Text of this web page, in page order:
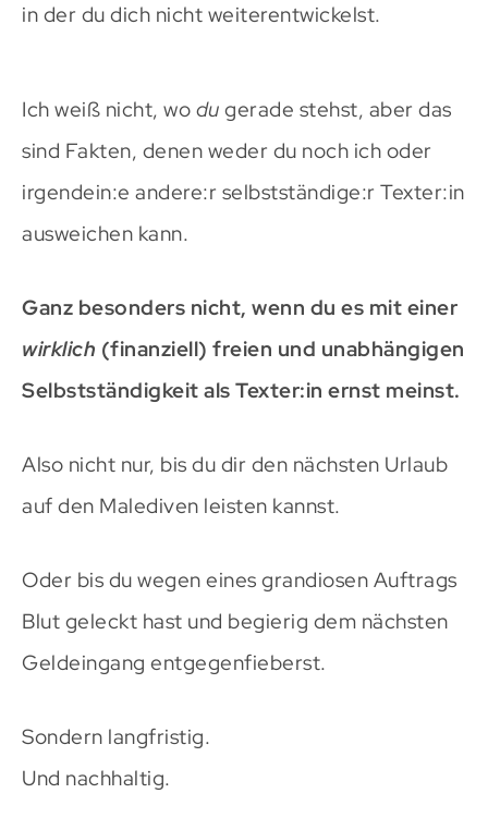
in der du dich nicht weiterentwickelst.
Ich weiß nicht, wo du gerade stehst, aber das
sind Fakten, denen weder du noch ich oder
irgendein:e andere:r selbstständige:r Texter:in
ausweichen kann.
Ganz besonders nicht, wenn du es mit einer
wirklich (finanziell) freien und unabhängigen
Selbstständigkeit als Texter:in ernst meinst.
Also nicht nur, bis du dir den nächsten Urlaub
auf den Malediven leisten kannst.
Oder bis du wegen eines grandiosen Auftrags
Blut geleckt hast und begierig dem nächsten
Geldeingang entgegenfieberst.
Sondern langfristig.
Und nachhaltig.